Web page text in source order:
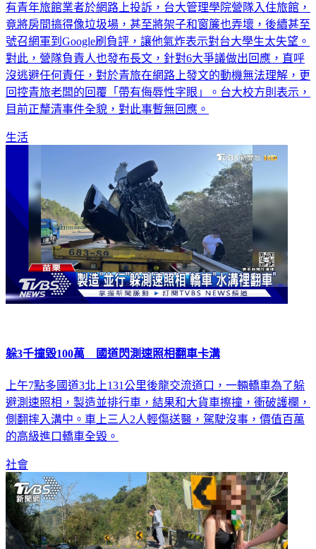
有青年旅館業者於網路上投訴，台大管理學院營隊入住旅館，
竟將房間搞得像垃圾場，甚至將架子和窗簾也弄壞，後續甚至
號召網軍到Google刷負評，讓他氣炸表示對台大學生太失望。
對此，營隊負責人也發布長文，針對6大爭議做出回應，直呼
沒逃避任何責任，對於青旅在網路上發文的動機無法理解，更
回控青旅老闆的回覆「帶有侮辱性字眼」。台大校方則表示，
目前正釐清事件全貌，對此事暫無回應。
生活
躲3千撞毀100萬 國道閃測速照相翻車卡溝
上午7點多國道3北上131公里後龍交流道口，一輛轎車為了躲
避測速照相，製造並排行車，結果和大貨車擦撞，衝破護欄，
側翻摔入溝中。車上三人2人輕傷送醫，駕駛沒事，價值百萬
的高級進口轎車全毀。
社會